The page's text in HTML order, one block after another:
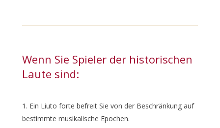
Wenn Sie Spieler der historischen
Laute sind:
Ein Liuto forte befreit Sie von der Beschränkung auf
bestimmte musikalische Epochen.